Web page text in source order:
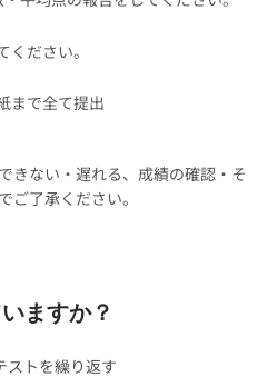
ださい。
まで全て提出
きない・遅れる、成績の確認・そ
ご了承ください。
ますか？
ストを繰り返す